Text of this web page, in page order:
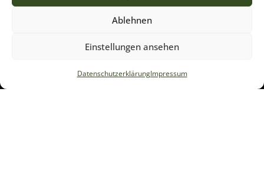
Ablehnen
Einstellungen ansehen
DatenschutzerklärungImpressum